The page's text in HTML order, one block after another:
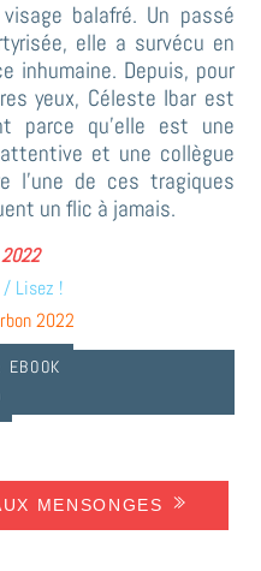
balafré. Un passé
elle a survécu en
inhumaine. Depuis, pour
yeux, Céleste Ibar est
parce qu’elle est une
et une collègue
l’une de ces tragiques
un flic à jamais.
/ Lisez !
2022
EBOOK
MENSONGES